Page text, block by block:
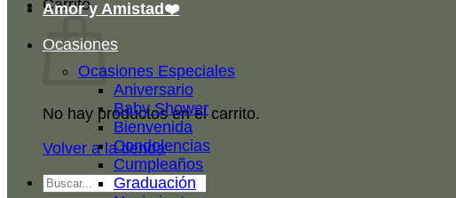
Carrito
No hay productos en el carrito.
Volver a la tienda
Buscar
Amor y Amistad❤️
Ocasiones
Ocasiones Especiales
Aniversario
Baby Shower
Bienvenida
Condolencias
Cumpleaños
Graduación